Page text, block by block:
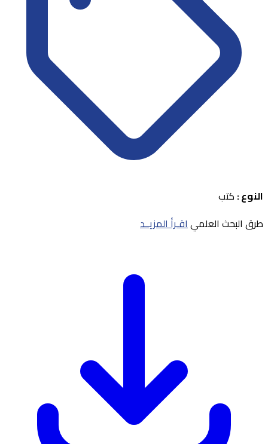
النوع : كتب
طرق البحث العلمياقـرأ المزيــد